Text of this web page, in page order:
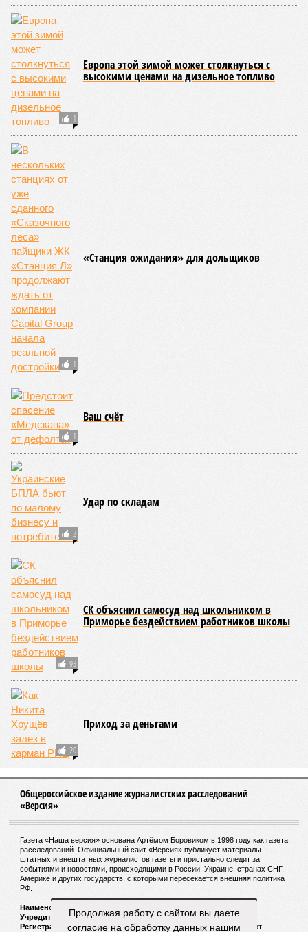
Версия //
Армению и довкладывалась
Монополия вкладывалась-вкладывалась в Армению и
довкладывалась
РЖД против своей страны
Монополия вкладывалась-вкладывалась в Армению и довкладывалась
Премьер закавказской республики Никол Пашинян заявил, что
его страна может потребовать у Москвы до 2 млрд долларов
ежегодно за аренду Южно-Кавказской железной дороги (ЮКЖД).
В настоящий момент та эксплуатируется «дочкой» ОАО «РЖД»,
причём исключительно за российский счёт. И в
складывающейся ситуации, кажется, больше вопросов не к
Еревану, а к гендиректору монополии Олегу Белозёрову.
По мнению Пашиняна
выходящего. Дескать, Ереван считает транспортную сеть
своей собственностью и теперь намерен просить за аренду
эксперты, армянская сторона, выставляя этот счёт, не
раскрыла методику его калькуляции, то есть, получается,
взяла цифры с потолка. Отдельно стоит отметить, что
заключённый в 2008 году между Арменией и ОАО «РЖД»
концессионный договор, согласно которому российская
компания получила в управление «железку» республики до
2038-го, вероятно, вовсе не предусматривает такой
постановки вопроса.
Неудивительно, что гендиректор РЖД
реагируя на словесные интервенции Пашиняна, выступил
со словно растерянно-обиженным комментарием. И,
и РЖД
«последовательно и в полном объёме исполняют
взятые на себя обязательства в рамках концессионного
бюджет республики от затрат на её восстановление и
содержание. Дивиденды акционеру никогда не
выплачивались, вся прибыль шла на развитие железной
дороги»
И в самом деле. Российская сторона поставляла Армении
Продолжая работу с сайтом вы даете
согласие на обработку данных нашим